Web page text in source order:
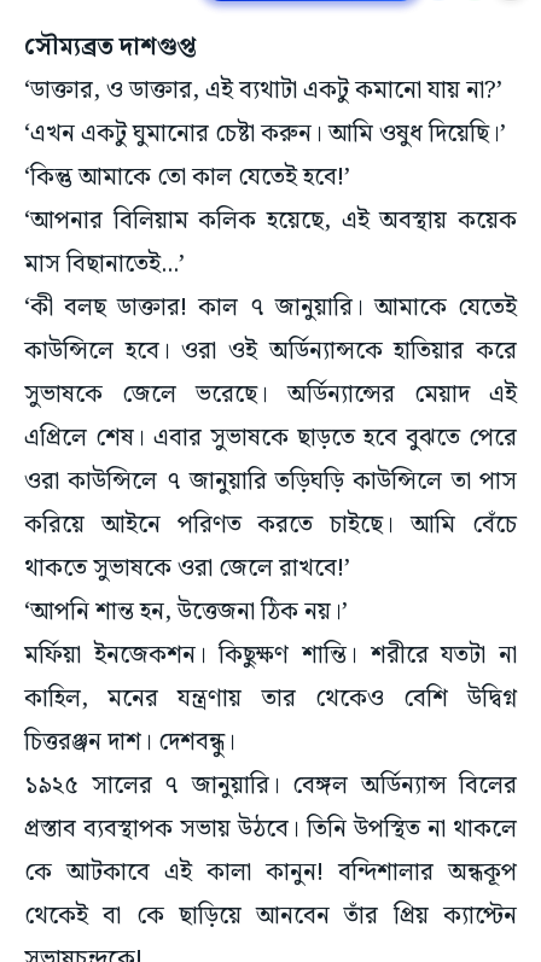
সৌম্যব্রত দাশগুপ্ত
‘ডাক্তার, ও ডাক্তার, এই ব্যথাটা একটু কমানো যায় না?’
‘এখন একটু ঘুমানোর চেষ্টা করুন। আমি ওষুধ দিয়েছি।’
‘কিন্তু আমাকে তো কাল যেতেই হবে!’
‘আপনার বিলিয়াম কলিক হয়েছে, এই অবস্থায় কয়েক
মাস বিছানাতেই...’
‘কী বলছ ডাক্তার! কাল ৭ জানুয়ারি। আমাকে যেতেই
কাউন্সিলে হবে। ওরা ওই অর্ডিন্যান্সকে হাতিয়ার করে
সুভাষকে জেলে ভরেছে। অর্ডিন্যান্সের মেয়াদ এই
এপ্রিলে শেষ। এবার সুভাষকে ছাড়তে হবে বুঝতে পেরে
ওরা কাউন্সিলে ৭ জানুয়ারি তড়িঘড়ি কাউন্সিলে তা পাস
করিয়ে আইনে পরিণত করতে চাইছে। আমি বেঁচে
থাকতে সুভাষকে ওরা জেলে রাখবে!’
‘আপনি শান্ত হন, উত্তেজনা ঠিক নয়।’
মর্ফিয়া ইনজেকশন। কিছুক্ষণ শান্তি। শরীরে যতটা না
কাহিল, মনের যন্ত্রণায় তার থেকেও বেশি উদ্বিগ্ন
চিত্তরঞ্জন দাশ। দেশবন্ধু।
১৯২৫ সালের ৭ জানুয়ারি। বেঙ্গল অর্ডিন্যান্স বিলের
প্রস্তাব ব্যবস্থাপক সভায় উঠবে। তিনি উপস্থিত না থাকলে
কে আটকাবে এই কালা কানুন! বন্দিশালার অন্ধকূপ
থেকেই বা কে ছাড়িয়ে আনবেন তাঁর প্রিয় ক্যাপ্টেন